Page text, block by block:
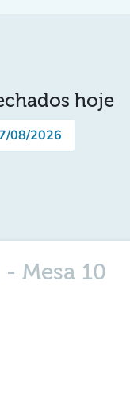
hoje
08/2026
Mesa 10